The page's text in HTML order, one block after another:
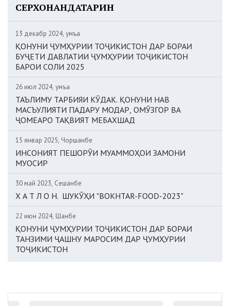
СЕРХОНАНДАТАРИН
13 декабр 2024, Ҷумъа
ҚОНУНИ ҶУМҲУРИИ ТОҶИКИСТОН ДАР БОРАИ
БУҶЕТИ ДАВЛАТИИ ҶУМҲУРИИ ТОҶИКИСТОН
БАРОИ СОЛИ 2025
26 июл 2024, Ҷумъа
ТАЪЛИМУ ТАРБИЯИ КӮДАК. ҚОНУНИ НАВ
МАСЪУЛИЯТИ ПАДАРУ МОДАР, ОМӮЗГОР ВА
ҶОМЕАРО ТАҚВИЯТ МЕБАХШАД
15 январ 2025, Чоршанбе
ИНСОНИЯТ ПЕШОРӮИ МУАММОҲОИ ЗАМОНИ
МУОСИР
30 май 2023, Сешанбе
Х А Т Л О Н. ШУКӮҲИ "BOKHTAR-FOOD-2023"
22 июн 2024, Шанбе
ҚОНУНИ ҶУМҲУРИИ ТОҶИКИСТОН ДАР БОРАИ
ТАНЗИМИ ҶАШНУ МАРОСИМ ДАР ҶУМҲУРИИ
ТОҶИКИСТОН